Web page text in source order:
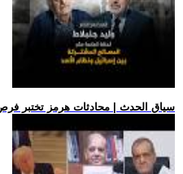
.. سياق الحدث | محادثات هرمز تختبر